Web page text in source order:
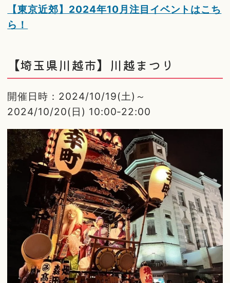
【東京近郊】2024年10月注目イベントはこち
ら！
【埼玉県川越市】川越まつり
開催日時：2024/10/19(土)～
2024/10/20(日) 10:00-22:00